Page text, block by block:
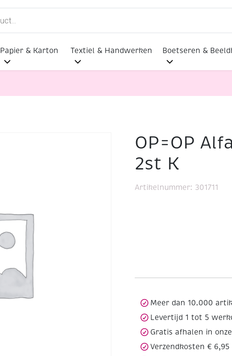
Papier & Karton Textiel & Handwerken Boetseren &
OP=OP
2st K
Artikelnummer: 301711
Meer dan 10.000
Levertijd 1 tot 5
Gratis afhalen in
Verzendkosten € 6,95